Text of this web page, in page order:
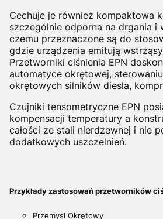
Cechuje je również kompaktowa
szczególnie odporna na drgania i
czemu przeznaczone są do
gdzie urządzenia emitują
Przetworniki ciśnienia EPN
automatyce okrętowej,
okrętowych silników diesla,
Czujniki tensometryczne EPN
kompensacji temperatury a
całości ze stali nierdzewnej i nie
dodatkowych uszczelnień.
Przykłady zastosowań przetworników
Przemysł Okrętowy